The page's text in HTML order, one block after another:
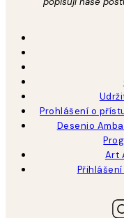
Prohlášení o
Desenio
Art